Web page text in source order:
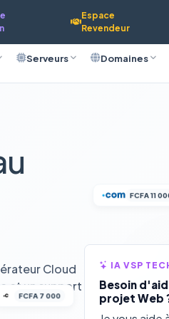
Espace
Revendeur
Serveurs Domaines
Cloud
et un support
IA VSP
Besoin
projet Web
FCFA 11
FCFA 7 000